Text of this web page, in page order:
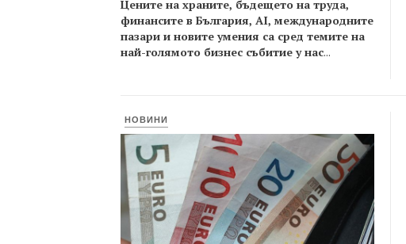
Цените на храните, бъдещето на труда,
финансите в България, AI, международните
пазари и новите умения са сред темите на
най-голямото бизнес събитие у нас...
НОВИНИ